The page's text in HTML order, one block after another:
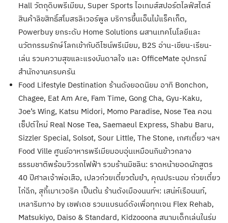
Hall วัตถุดิบพรีเมียม, Super Sports ไอเทมส์สปอร์ตไลฟ์สไตล์
สินค้าลิขสิทธิ์สโมสรลิเวอร์พูล บริการขึ้นเอ็นไม้แร็คเก็ต,
Powerbuy ยกระดับ Home Solutions ผสานเทคโนโลยีและ
นวัตกรรมรักษ์โลกเข้ากับดีไซน์พรีเมียม, B2S อ่าน-เขียน-เรียน-
เล่น รวมความสุขและแรงบันดาลใจ และ OfficeMate อุปกรณ์
สำนักงานครบครัน
Food Lifestyle Destination ร้านดังยอดนิยม อาทิ Bonchon,
Chagee, Eat Am Are, Fam Time, Gong Cha, Gyu-Kaku,
Joe’s Wing, Katsu Midori, Momo Paradise, Nose Tea คอน
เซ็ปต์ใหม่ Real Nose Tea, Saemaeul Express, Shabu Baru,
Sizzler Special, Solsot, Sour Little, The Stone, เกศเตี๋ยว ฯลฯ
Food Ville ศูนย์อาหารพรีเมียมอบอุ่นเหมือนกินข้าวกลาง
ธรรมชาติพร้อมวิวรถไฟฟ้า รวมร้านมิชลิน: ราดหน้ายอดผักสูตร
40 ปีศาลเจ้าพ่อเสือ, เปลวก๋วยเตี๋ยวต้มยำ, คุณประนอม ก๋วยเตี๋ยว
ไก่ฉีก, สุกี้เมาเวอริค เป็นต้น ร้านดังเมืองนนท์ฯ: เสน่ห์เรือนนท์,
เหลาริมทาง by เชฟเดช รวมแบรนด์ดังเพื่อทุกเจน Flex Rehab,
Matsukiyo, Daiso & Standard, Kidzooona สนามเด็กเล่นในร่ม